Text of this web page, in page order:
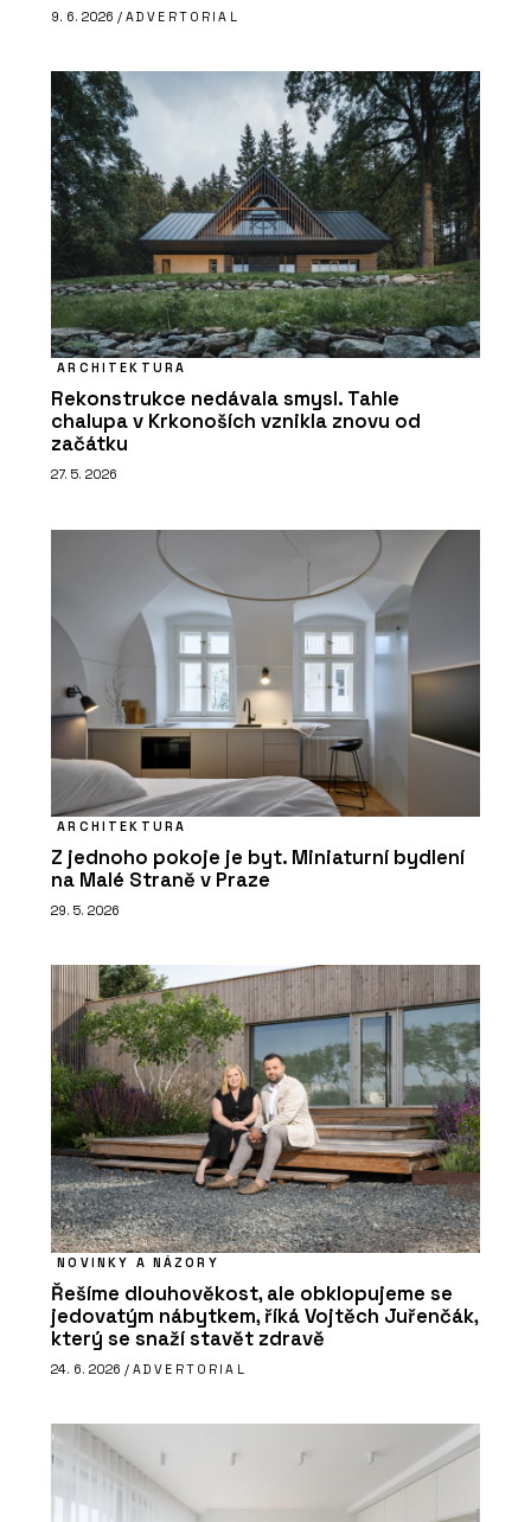
9. 6. 2026 / ADVERTORIAL
ARCHITEKTURA
Rekonstrukce nedávala smysl. Tahle
chalupa v Krkonoších vznikla znovu od
začátku
27. 5. 2026
ARCHITEKTURA
Z jednoho pokoje je byt. Miniaturní bydlení
na Malé Straně v Praze
29. 5. 2026
NOVINKY A NÁZORY
Řešíme dlouhověkost, ale obklopujeme se
jedovatým nábytkem, říká Vojtěch Juřenčák,
který se snaží stavět zdravě
24. 6. 2026 / ADVERTORIAL